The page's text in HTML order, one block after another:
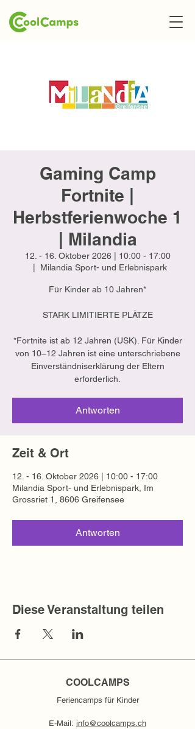
Gaming Camp
Fortnite |
Herbstferienwoche 1
| Milandia
12. - 16. Oktober 2026 | 10:00 - 17:00
Milandia Sport- und Erlebnispark
Für Kinder ab 10 Jahren*
STARK LIMITIERTE PLÄTZE
*Fortnite ist ab 12 Jahren (USK). Für Kinder
von 10–12 Jahren ist eine unterschriebene
Einverständniserklärung der Eltern
erforderlich.
Antworten
Zeit & Ort
12. - 16. Oktober 2026 | 10:00 - 17:00
Milandia Sport- und Erlebnispark, Im
Grossriet 1, 8606 Greifensee
Antworten
Diese Veranstaltung teilen
COOLCAMPS
Feriencamps für Kinder
E-Mail: info@coolcamps.ch